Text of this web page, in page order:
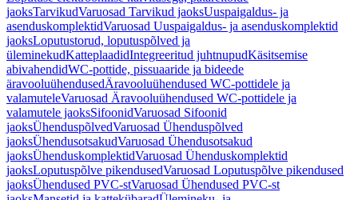
jaoksTarvikudVaruosad Tarvikud jaoksUuspaigaldus- ja
asenduskomplektidVaruosad Uuspaigaldus- ja asenduskomplektid
jaoksLoputustorud, loputuspõlved ja
üleminekudKatteplaadidIntegreeritud juhtnupudKäsitsemise
abivahendidWC-pottide, pissuaaride ja bideede
äravooluühendusedÄravooluühendused WC-pottidele ja
valamuteleVaruosad Äravooluühendused WC-pottidele ja
valamutele jaoksSifoonidVaruosad Sifoonid
jaoksÜhenduspõlvedVaruosad Ühenduspõlved
jaoksÜhendusotsakudVaruosad Ühendusotsakud
jaoksÜhenduskomplektidVaruosad Ühenduskomplektid
jaoksLoputuspõlve pikendusedVaruosad Loputuspõlve pikendused
jaoksÜhendused PVC-stVaruosad Ühendused PVC-st